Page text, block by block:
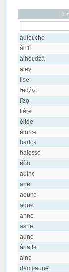
auleuche
âh'lî
âlhoudzâ
aley
lise
ɫedźyo
līzǫ
lière
élide
élorce
harlǫs
halosse
ẽõn
aulne
ane
aouno
agne
anne
asne
aune
ânatte
alne
demi-aune